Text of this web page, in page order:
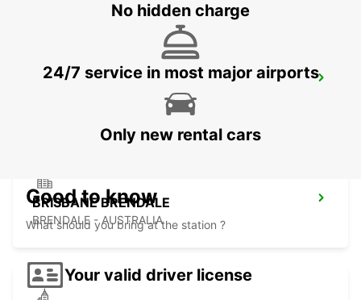
BRISBANE KIPPA RING
KIPPA RING - AUSTRALIA
BRISBANE BRENDALE
BRENDALE - AUSTRALIA
No hidden charge
24/7 service in most major airports
Only new rental cars
Good to know
What should you bring at the station ?
Your valid driver license